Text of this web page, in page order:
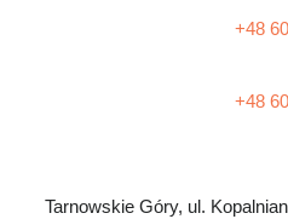
+48
+48